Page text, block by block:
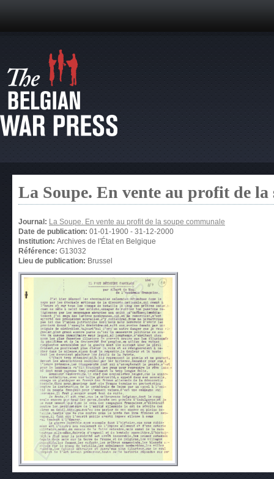
La Soupe. En vente au profit de la
Journal: La Soupe. En vente au profit de la soupe communale
Date de publication: 01-01-1900 - 31-12-2000
Institution: Archives de l'État en Belgique
Référence: G13032
Lieu de publication: Brussel